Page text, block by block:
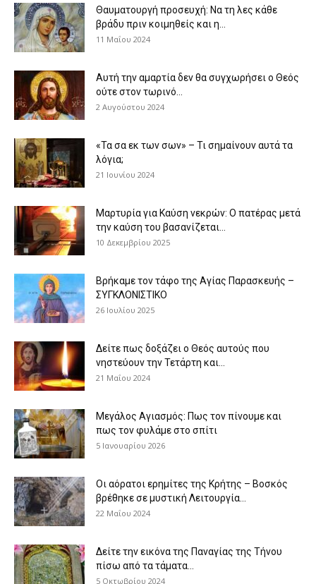
Θαυματουργή προσευχή: Να τη λες κάθε
βράδυ πριν κοιμηθείς και η...
11 Μαΐου 2024
Αυτή την αμαρτία δεν θα συγχωρήσει ο Θεός
ούτε στον τωρινό...
2 Αυγούστου 2024
«Τα σα εκ των σων» – Τι σημαίνουν αυτά τα
λόγια;
21 Ιουνίου 2024
Μαρτυρία για Καύση νεκρών: Ο πατέρας μετά
την καύση του βασανίζεται...
10 Δεκεμβρίου 2025
Βρήκαμε τον τάφο της Αγίας Παρασκευής –
ΣΥΓΚΛΟΝΙΣΤΙΚΟ
26 Ιουλίου 2025
Δείτε πως δοξάζει ο Θεός αυτούς που
νηστεύουν την Τετάρτη και...
21 Μαΐου 2024
Μεγάλος Αγιασμός: Πως τον πίνουμε και
πως τον φυλάμε στο σπίτι
5 Ιανουαρίου 2026
Οι αόρατοι ερημίτες της Κρήτης – Βοσκός
βρέθηκε σε μυστική Λειτουργία...
22 Μαΐου 2024
Δείτε την εικόνα της Παναγίας της Τήνου
πίσω από τα τάματα...
5 Οκτωβρίου 2024